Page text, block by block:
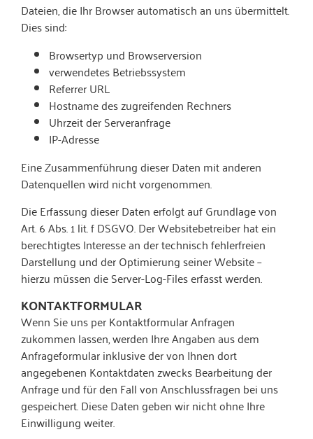
Dateien, die Ihr Browser automatisch an uns übermittelt.
Dies sind:
Browsertyp und Browserversion
verwendetes Betriebssystem
Referrer URL
Hostname des zugreifenden Rechners
Uhrzeit der Serveranfrage
IP-Adresse
Eine Zusammenführung dieser Daten mit anderen
Datenquellen wird nicht vorgenommen.
Die Erfassung dieser Daten erfolgt auf Grundlage von
Art. 6 Abs. 1 lit. f DSGVO. Der Websitebetreiber hat ein
berechtigtes Interesse an der technisch fehlerfreien
Darstellung und der Optimierung seiner Website –
hierzu müssen die Server-Log-Files erfasst werden.
KONTAKTFORMULAR
Wenn Sie uns per Kontaktformular Anfragen
zukommen lassen, werden Ihre Angaben aus dem
Anfrageformular inklusive der von Ihnen dort
angegebenen Kontaktdaten zwecks Bearbeitung der
Anfrage und für den Fall von Anschlussfragen bei uns
gespeichert. Diese Daten geben wir nicht ohne Ihre
Einwilligung weiter.